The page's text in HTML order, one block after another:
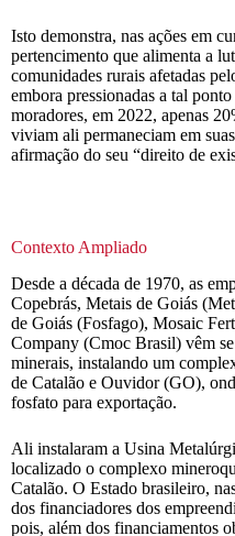
Isto demonstra, nas ações em
pertencimento que alimenta a
comunidades rurais afetadas
embora pressionadas a tal
moradores, em 2022, apenas
viviam ali permaneciam em
afirmação do seu “direito de
Contexto Ampliado
Desde a década de 1970, as
Copebrás, Metais de Goiás
de Goiás (Fosfago), Mosaic
Company (Cmoc Brasil) vêm
minerais, instalando um
de Catalão e Ouvidor (GO),
fosfato para exportação.
Ali instalaram a Usina
localizado o complexo
Catalão. O Estado brasileiro,
dos financiadores dos
pois, além dos financiamentos